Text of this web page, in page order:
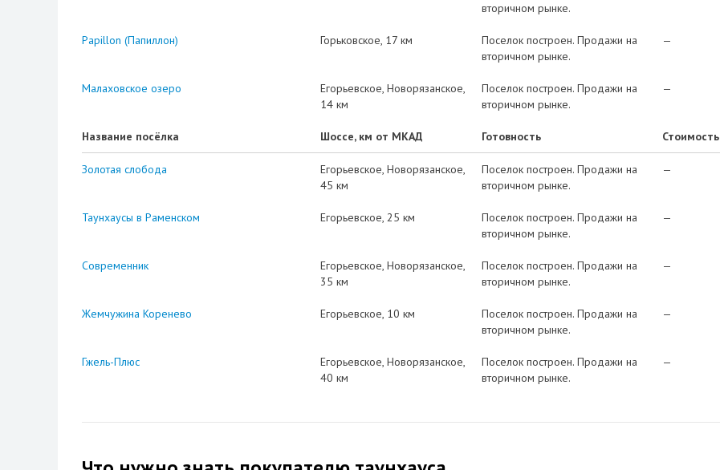
вторичном рынке.
Papillon (Папиллон) Горьковское 17 км
Поселок построен. Продажи на
вторичном рынке.
—
Малаховское озеро Егорьевское Новорязанское
14 км
Поселок построен. Продажи на
вторичном рынке.
—
Название посёлка Шоссе, км от МКАД Готовность Стоимость
Золотая слобода Егорьевское Новорязанское
45 км
Поселок построен. Продажи на
вторичном рынке.
—
Таунхаусы в Раменском Егорьевское 25 км
Поселок построен. Продажи на
вторичном рынке.
—
Современник Егорьевское Новорязанское
35 км
Поселок построен. Продажи на
вторичном рынке.
—
Жемчужина Коренево Егорьевское 10 км
Поселок построен. Продажи на
вторичном рынке.
—
Гжель-Плюс Егорьевское Новорязанское
40 км
Поселок построен. Продажи на
вторичном рынке.
—